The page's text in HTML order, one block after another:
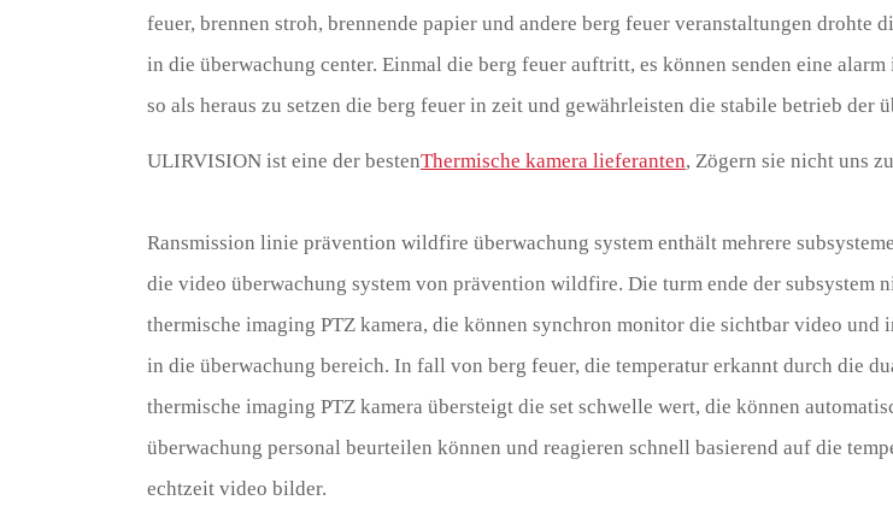
feuer, brennen stroh, brennende papier und andere berg feuer veranstaltungen drohte
in die überwachung center. Einmal die berg feuer auftritt, es können senden eine alarm
so als heraus zu setzen die berg feuer in zeit und gewährleisten die stabile betrieb der
ULIRVISION ist eine der bestenThermische kamera lieferanten, Zögern sie nicht uns
Ransmission linie prävention wildfire überwachung system enthält mehrere
die video überwachung system von prävention wildfire. Die turm ende der subsystem
thermische imaging PTZ kamera, die können synchron monitor die sichtbar video und
in die überwachung bereich. In fall von berg feuer, die temperatur erkannt durch die
thermische imaging PTZ kamera übersteigt die set schwelle wert, die können
überwachung personal beurteilen können und reagieren schnell basierend auf die
echtzeit video bilder.